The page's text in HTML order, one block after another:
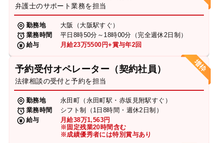
弁護士のサポート業務を担当
勤務地
大阪（大阪駅すぐ）
業務時間
平日8時50分～18時00分（完全週休2日制）
給与
月給23万5500円+賞与年2回
予約受付オペレーター（契約社員）
法律相談の受付と予約を担当
勤務地
永田町（永田町駅・赤坂見附駅すぐ）
業務時間
シフト制（1日8時間・週休2日制）
給与
月給38万1,563円
※固定残業20時間含む
※成績優秀者には特別賞与あり